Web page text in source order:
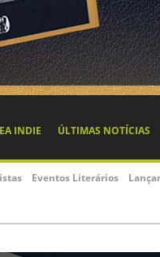
INDIE ÚLTIMAS NOTÍCIAS
Eventos Literários